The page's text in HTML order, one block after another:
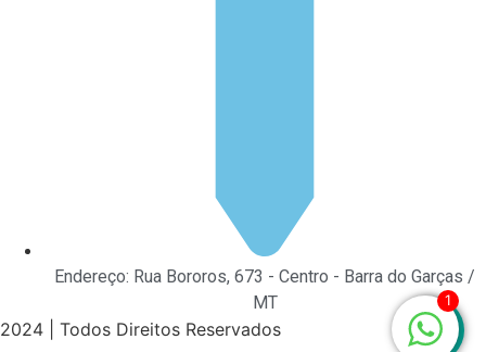
Endereço: Rua Bororos, 673 - Centro - Barra do Garças /
MT
2024 | Todos Direitos Reservados
1